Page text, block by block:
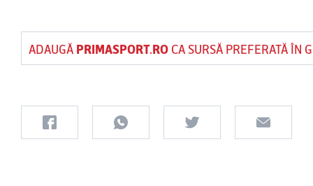
ADAUGĂ PRIMASPORT.ROCA SURSĂ PREFERATĂ ÎN